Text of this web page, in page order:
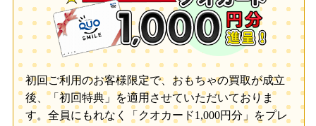
初回ご利用のお客様限定で、おもちゃの買取が成立
後、「初回特典」を適用させていただいておりま
す。全員にもれなく「クオカード1,000円分」をプレ